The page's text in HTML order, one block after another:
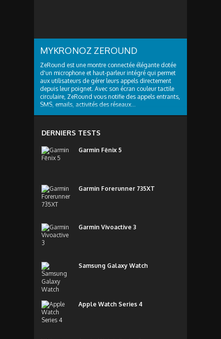
MYKRONOZ ZEROUND
ZeRound est une montre connectée élégante dotée
d'un microphone et haut-parleur intégré qui permet
aux utilisateurs de gérer leurs appels directement
depuis leur poignet. Avec son écran couleur tactile
circulaire, ZeRound vous notifie des appels entrants,
SMS, emails, activités des réseaux...
DERNIERS TESTS
Garmin Fēnix 5
Garmin Forerunner 735XT
Garmin Vivoactive 3
Samsung Galaxy Watch
Apple Watch Series 4